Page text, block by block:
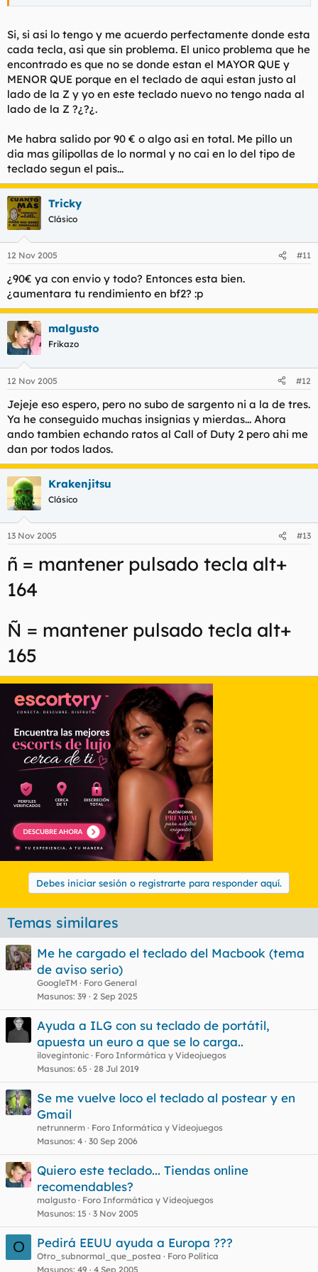
Si, si asi lo tengo y me acuerdo perfectamente donde esta
cada tecla, asi que sin problema. El unico problema que he
encontrado es que no se donde estan el MAYOR QUE y
MENOR QUE porque en el teclado de aqui estan justo al
lado de la Z y yo en este teclado nuevo no tengo nada al
lado de la Z ?¿?¿.
Me habra salido por 90 € o algo asi en total. Me pillo un
dia mas gilipollas de lo normal y no cai en lo del tipo de
teclado segun el pais...
Tricky
Clásico
12 Nov 2005 #11
¿90€ ya con envio y todo? Entonces esta bien.
¿aumentara tu rendimiento en bf2? :p
malgusto
Frikazo
12 Nov 2005 #12
Jejeje eso espero, pero no subo de sargento ni a la de tres.
Ya he conseguido muchas insignias y mierdas... Ahora
ando tambien echando ratos al Call of Duty 2 pero ahi me
dan por todos lados.
Krakenjitsu
Clásico
13 Nov 2005 #13
ñ = mantener pulsado tecla alt+
164
Ñ = mantener pulsado tecla alt+
165
Debes iniciar sesión o registrarte para responder aquí.
Temas similares
Me he cargado el teclado del Macbook (tema
de aviso serio)
GoogleTM
Foro General
Masunos 39 2 Sep 2025
Ayuda a ILG con su teclado de portátil,
apuesta un euro a que se lo carga..
ilovegintonic
Foro Informática y Videojuegos
Masunos 65 28 Jul 2019
Se me vuelve loco el teclado al postear y en
Gmail
netrunnerm
Foro Informática y Videojuegos
Masunos 4 30 Sep 2006
Quiero este teclado... Tiendas online
recomendables?
malgusto
Foro Informática y Videojuegos
Masunos 15 3 Nov 2005
O Pedirá EEUU ayuda a Europa ???
Otro_subnormal_que_postea
Foro Política
Masunos 49 4 Sep 2005